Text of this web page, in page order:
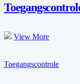
View More
Toegangscontrole